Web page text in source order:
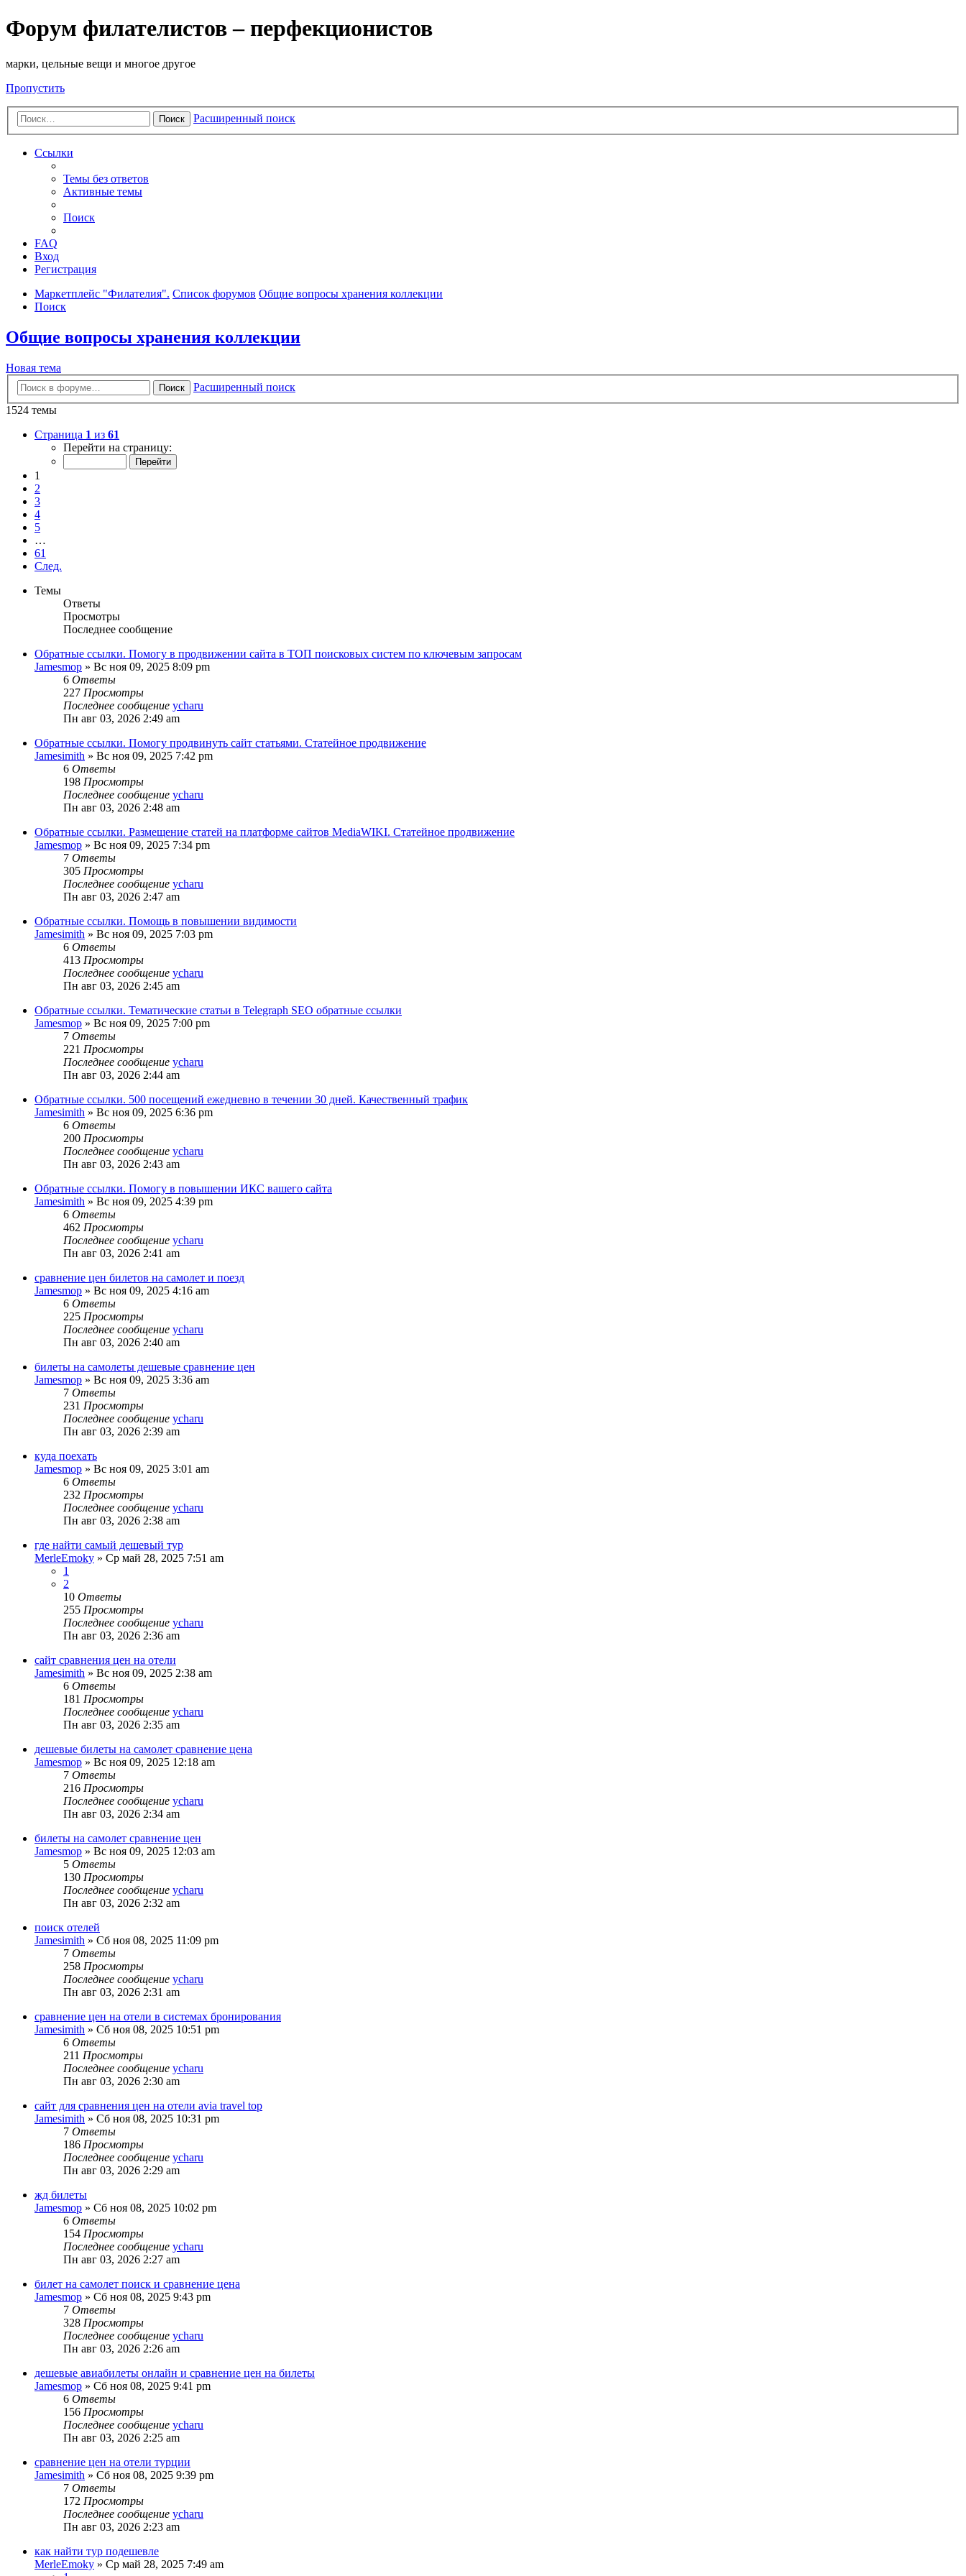
Форум филателистов – перфекционистов
марки, цельные вещи и многое другое
Пропустить
Поиск Расширенный поиск
Ссылки
Темы без ответов
Активные темы
Поиск
FAQ
Вход
Регистрация
Маркетплейс "Филателия". Список форумов Общие вопросы хранения коллекции
Поиск
Общие вопросы хранения коллекции
Новая тема
Поиск
Расширенный поиск
1524 темы
Страница 1 из 61
Перейти на страницу:
1
2
3
4
5
…
61
След.
Темы
Ответы
Просмотры
Последнее сообщение
Обратные ссылки. Помогу в продвижении сайта в ТОП поисковых систем по ключевым запросам
Jamesmop » Вс ноя 09, 2025 8:09 pm
6 Ответы
227 Просмотры
Последнее сообщение ycharu
Пн авг 03, 2026 2:49 am
Обратные ссылки. Помогу продвинуть сайт статьями. Статейное продвижение
Jamesimith » Вс ноя 09, 2025 7:42 pm
6 Ответы
198 Просмотры
Последнее сообщение ycharu
Пн авг 03, 2026 2:48 am
Обратные ссылки. Размещение статей на платформе сайтов MediaWIKI. Статейное продвижение
Jamesmop » Вс ноя 09, 2025 7:34 pm
7 Ответы
305 Просмотры
Последнее сообщение ycharu
Пн авг 03, 2026 2:47 am
Обратные ссылки. Помощь в повышении видимости
Jamesimith » Вс ноя 09, 2025 7:03 pm
6 Ответы
413 Просмотры
Последнее сообщение ycharu
Пн авг 03, 2026 2:45 am
Обратные ссылки. Тематические статьи в Telegraph SEO обратные ссылки
Jamesmop » Вс ноя 09, 2025 7:00 pm
7 Ответы
221 Просмотры
Последнее сообщение ycharu
Пн авг 03, 2026 2:44 am
Обратные ссылки. 500 посещений ежедневно в течении 30 дней. Качественный трафик
Jamesimith » Вс ноя 09, 2025 6:36 pm
6 Ответы
200 Просмотры
Последнее сообщение ycharu
Пн авг 03, 2026 2:43 am
Обратные ссылки. Помогу в повышении ИКС вашего сайта
Jamesimith » Вс ноя 09, 2025 4:39 pm
6 Ответы
462 Просмотры
Последнее сообщение ycharu
Пн авг 03, 2026 2:41 am
сравнение цен билетов на самолет и поезд
Jamesmop » Вс ноя 09, 2025 4:16 am
6 Ответы
225 Просмотры
Последнее сообщение ycharu
Пн авг 03, 2026 2:40 am
билеты на самолеты дешевые сравнение цен
Jamesmop » Вс ноя 09, 2025 3:36 am
7 Ответы
231 Просмотры
Последнее сообщение ycharu
Пн авг 03, 2026 2:39 am
куда поехать
Jamesmop » Вс ноя 09, 2025 3:01 am
6 Ответы
232 Просмотры
Последнее сообщение ycharu
Пн авг 03, 2026 2:38 am
где найти самый дешевый тур
MerleEmoky » Ср май 28, 2025 7:51 am
1
2
10 Ответы
255 Просмотры
Последнее сообщение ycharu
Пн авг 03, 2026 2:36 am
сайт сравнения цен на отели
Jamesimith » Вс ноя 09, 2025 2:38 am
6 Ответы
181 Просмотры
Последнее сообщение ycharu
Пн авг 03, 2026 2:35 am
дешевые билеты на самолет сравнение цена
Jamesmop » Вс ноя 09, 2025 12:18 am
7 Ответы
216 Просмотры
Последнее сообщение ycharu
Пн авг 03, 2026 2:34 am
билеты на самолет сравнение цен
Jamesmop » Вс ноя 09, 2025 12:03 am
5 Ответы
130 Просмотры
Последнее сообщение ycharu
Пн авг 03, 2026 2:32 am
поиск отелей
Jamesimith » Сб ноя 08, 2025 11:09 pm
7 Ответы
258 Просмотры
Последнее сообщение ycharu
Пн авг 03, 2026 2:31 am
сравнение цен на отели в системах бронирования
Jamesimith » Сб ноя 08, 2025 10:51 pm
6 Ответы
211 Просмотры
Последнее сообщение ycharu
Пн авг 03, 2026 2:30 am
сайт для сравнения цен на отели avia travel top
Jamesimith » Сб ноя 08, 2025 10:31 pm
7 Ответы
186 Просмотры
Последнее сообщение ycharu
Пн авг 03, 2026 2:29 am
жд билеты
Jamesmop » Сб ноя 08, 2025 10:02 pm
6 Ответы
154 Просмотры
Последнее сообщение ycharu
Пн авг 03, 2026 2:27 am
билет на самолет поиск и сравнение цена
Jamesmop » Сб ноя 08, 2025 9:43 pm
7 Ответы
328 Просмотры
Последнее сообщение ycharu
Пн авг 03, 2026 2:26 am
дешевые авиабилеты онлайн и сравнение цен на билеты
Jamesmop » Сб ноя 08, 2025 9:41 pm
6 Ответы
156 Просмотры
Последнее сообщение ycharu
Пн авг 03, 2026 2:25 am
сравнение цен на отели турции
Jamesimith » Сб ноя 08, 2025 9:39 pm
7 Ответы
172 Просмотры
Последнее сообщение ycharu
Пн авг 03, 2026 2:23 am
как найти тур подешевле
MerleEmoky » Ср май 28, 2025 7:49 am